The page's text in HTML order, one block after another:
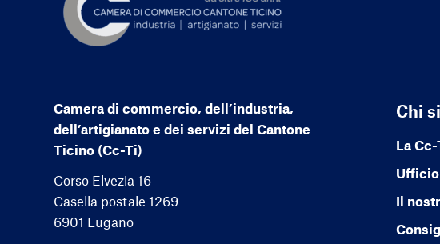
Camera di commercio, dell’industria,
dell’artigianato e dei servizi del Cantone
Ticino (Cc-Ti)
Corso Elvezia 16
Casella postale 1269
6901 Lugano
Chi
La
Il